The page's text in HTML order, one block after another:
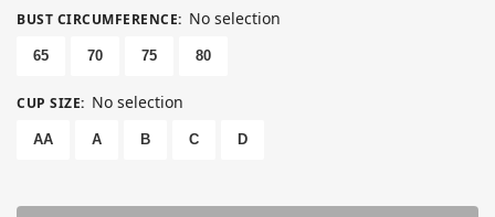
BUST CIRCUMFERENCE: No selection
65 70 75 80
CUP SIZE: No selection
AA A B C D